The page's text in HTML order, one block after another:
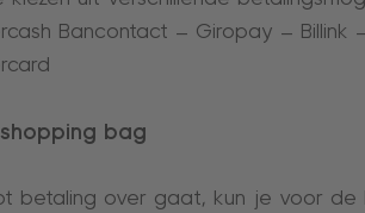
Bancontact – Giropay – Billink
bag
betaling over gaat, kun je voor de